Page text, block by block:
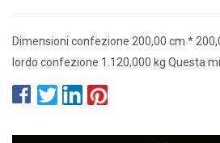
Dimensioni confezione 200,00 cm *
lordo confezione 1.120,000 kg Questa